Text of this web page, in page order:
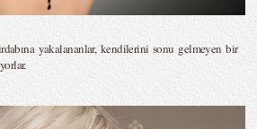
yakalananlar, kendilerini sonu gelmeyen bir